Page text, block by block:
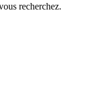
recherchez.